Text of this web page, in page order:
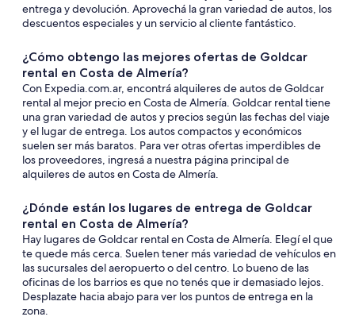
entrega y devolución. Aprovechá la gran variedad de autos, los
descuentos especiales y un servicio al cliente fantástico.
¿Cómo obtengo las mejores ofertas de Goldcar
rental en Costa de Almería?
Con Expedia.com.ar, encontrá alquileres de autos de Goldcar
rental al mejor precio en Costa de Almería. Goldcar rental tiene
una gran variedad de autos y precios según las fechas del viaje
y el lugar de entrega. Los autos compactos y económicos
suelen ser más baratos. Para ver otras ofertas imperdibles de
los proveedores, ingresá a nuestra página principal de
alquileres de autos en Costa de Almería.
¿Dónde están los lugares de entrega de Goldcar
rental en Costa de Almería?
Hay lugares de Goldcar rental en Costa de Almería. Elegí el que
te quede más cerca. Suelen tener más variedad de vehículos en
las sucursales del aeropuerto o del centro. Lo bueno de las
oficinas de los barrios es que no tenés que ir demasiado lejos.
Desplazate hacia abajo para ver los puntos de entrega en la
zona.